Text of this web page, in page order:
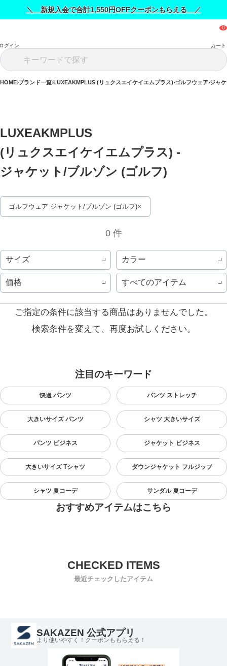
＼ 新規入会で合計1,550円OFFクーポンもらえる ／
グイン カート
HOME ブランド一覧 LUXEAKMPLUS (リュクスエイケイエムプラス) ゴルフウェア ジャ
LUXEAKMPLUS
(リュクスエイケイエムプラス) -
ジャケット/ブルゾン (ゴルフ)
ゴルフウェア ジャケット/ブルゾン (ゴルフ)
0 件
サイズ カラー
価格 すべてのアイテム
ご指定の条件に該当する商品はありませんでした。
検索条件を変えて、再度お試しください。
注目のキーワード
快適 パンツ パンツ ストレッチ
大きいサイズ パンツ シャツ 大きいサイズ
パンツ ビジネス ジャケット ビジネス
大きいサイズ Tシャツ ダウンジャケット フルジップ
シャツ 夏コーデ サンダル 夏コーデ
おすすめアイテムはこちら
最近チェックしたアイテム
SAKAZEN 公式アプリ
より使いやすく！クーポンももらえる！